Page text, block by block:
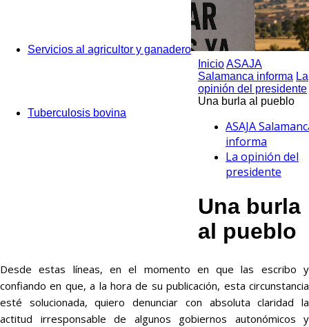
Servicios al agricultor y ganadero
Tuberculosis bovina
InicioASAJA
Salamanca informa La
opinión del presidente
Una burla al pueblo
ASAJA
informa
La opinión del
presidente
Una burla
al pueblo
Desde estas líneas, en el momento en que las escribo y
confiando en que, a la hora de su publicación, esta circunstancia
esté solucionada, quiero denunciar con absoluta claridad la
actitud irresponsable de algunos gobiernos autonómicos y